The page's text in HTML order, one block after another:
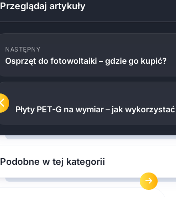
Przeglądaj artykuły
NASTĘPNY
Osprzęt do fotowoltaiki – gdzie go kupić?
Płyty PET-G na wymiar – jak
Podobne w tej kategorii